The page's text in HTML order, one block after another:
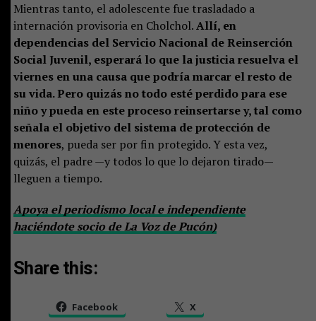
Mientras tanto, el adolescente fue trasladado a
internación provisoria en Cholchol.Allí, en
dependencias del Servicio Nacional de Reinserción
Social Juvenil, esperará lo que la justicia resuelva el
viernes en una causa que podría marcar el resto de
su vida. Pero quizás no todo esté perdido para ese
niño y pueda en este proceso reinsertarse y, tal como
señala el objetivo del sistema de protección de
menores, pueda ser por fin protegido. Y esta vez,
quizás, el padre —y todos lo que lo dejaron tirado—
lleguen a tiempo.
Apoya el periodismo local e independiente
haciéndote socio de La Voz de Pucón)
Share this:
Facebook X